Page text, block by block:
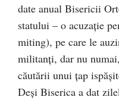
date anual Bisericii
statului – o acuzaţie
miting), pe care le
militanţi, dar nu
căutării unui ţap
Deşi Biserica a dat